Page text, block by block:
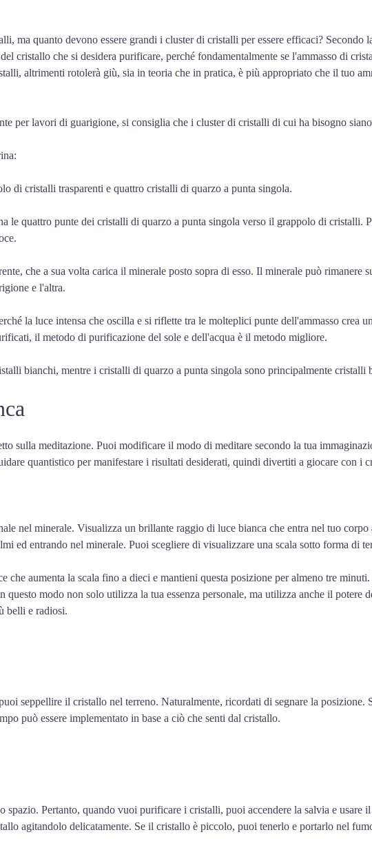
ma quanto devono essere grandi i cluster di cristalli per essere efficaci? Secondo
cristallo che si desidera purificare, perché fondamentalmente se l'ammasso di
altrimenti rotolerà giù, sia in teoria che in pratica, è più appropriato che il tuo
per lavori di guarigione, si consiglia che i cluster di cristalli di cui ha bisogno
di cristalli trasparenti e quattro cristalli di quarzo a punta singola.
le quattro punte dei cristalli di quarzo a punta singola verso il grappolo di cristalli.
che a sua volta carica il minerale posto sopra di esso. Il minerale può rimanere
e l'altra.
la luce intensa che oscilla e si riflette tra le molteplici punte dell'ammasso crea
il metodo di purificazione del sole e dell'acqua è il metodo migliore.
bianchi, mentre i cristalli di quarzo a punta singola sono principalmente cristalli
sulla meditazione. Puoi modificare il modo di meditare secondo la tua
quantistico per manifestare i risultati desiderati, quindi divertiti a giocare con i
nel minerale. Visualizza un brillante raggio di luce bianca che entra nel tuo corpo
ed entrando nel minerale. Puoi scegliere di visualizzare una scala sotto forma di
aumenta la scala fino a dieci e mantieni questa posizione per almeno tre
modo non solo utilizza la tua essenza personale, ma utilizza anche il potere
belli e radiosi.
seppellire il cristallo nel terreno. Naturalmente, ricordati di segnare la posizione.
può essere implementato in base a ciò che senti dal cristallo.
Pertanto, quando vuoi purificare i cristalli, puoi accendere la salvia e usare
agitandolo delicatamente. Se il cristallo è piccolo, puoi tenerlo e portarlo nel